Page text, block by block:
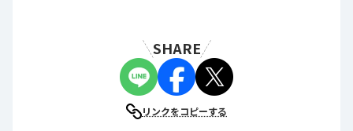
SHARE
リンクをコピーする